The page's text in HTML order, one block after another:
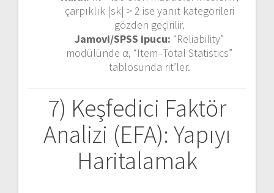
çarpıklık |sk| > 2 ise yanıt kategorileri
gözden geçirilir.
Jamovi/SPSS ipucu: “Reliability”
modülünde α, “Item–Total Statistics”
tablosunda rit’ler.
7) Keşfedici Faktör
Analizi (EFA): Yapıyı
Haritalamak